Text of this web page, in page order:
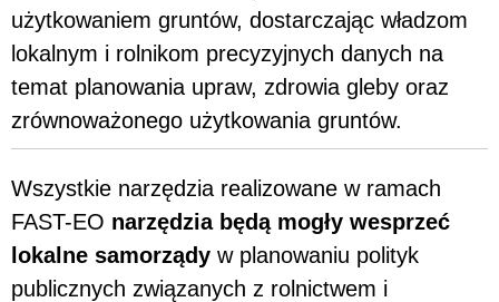
użytkowaniem gruntów, dostarczając władzom
lokalnym i rolnikom precyzyjnych danych na
temat planowania upraw, zdrowia gleby oraz
zrównoważonego użytkowania gruntów.
Wszystkie narzędzia realizowane w ramach
FAST-EO narzędzia będą mogły wesprzeć
lokalne samorządy w planowaniu polityk
publicznych związanych z rolnictwem i